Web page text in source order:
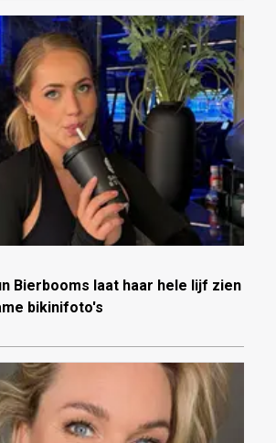
Bierbooms laat haar hele lijf zien
bikinifoto's